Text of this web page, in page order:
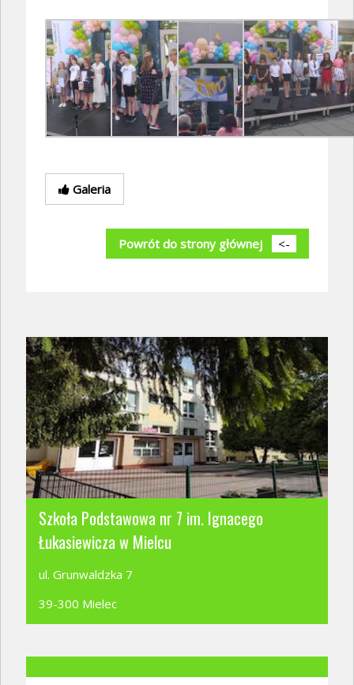
Galeria
Powrót do strony głównej <-
Szkoła Podstawowa nr 7 im. Ignacego
Łukasiewicza w Mielcu
ul. Grunwaldzka 7
39-300 Mielec